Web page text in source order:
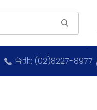
台北: (02)8227-8977